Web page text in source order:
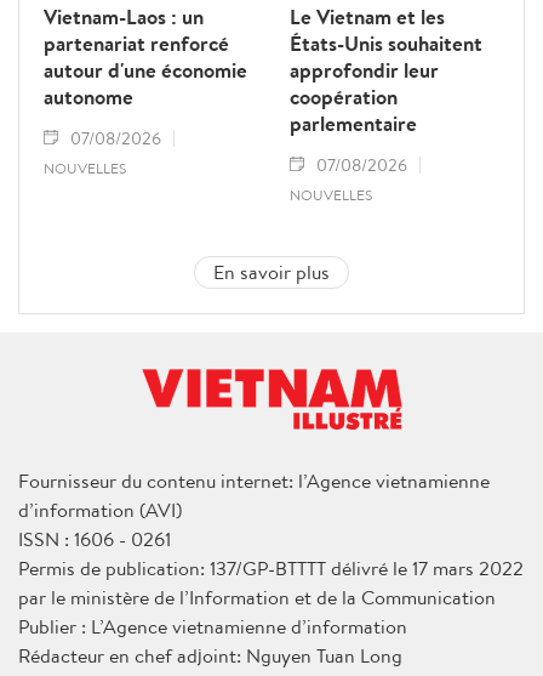
Vietnam-Laos : un
partenariat renforcé
autour d'une économie
autonome
07/08/2026
NOUVELLES
Le Vietnam et les
États-Unis souhaitent
approfondir leur
coopération
parlementaire
07/08/2026
NOUVELLES
En savoir plus
Fournisseur du contenu internet: l’Agence vietnamienne
d’information (AVI)
ISSN : 1606 - 0261
Permis de publication: 137/GP-BTTTT délivré le 17 mars 2022
par le ministère de l’Information et de la Communication
Publier : L’Agence vietnamienne d’information
Rédacteur en chef adjoint: Nguyen Tuan Long